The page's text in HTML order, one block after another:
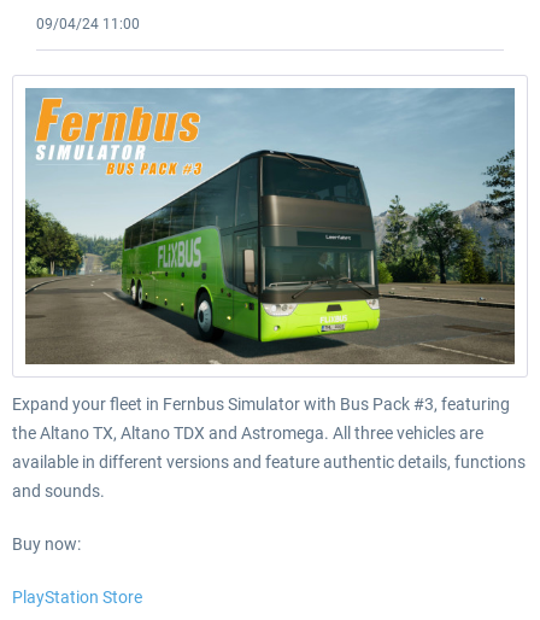
09/04/24 11:00
Expand your fleet in Fernbus Simulator with Bus Pack #3, featuring
the Altano TX, Altano TDX and Astromega. All three vehicles are
available in different versions and feature authentic details, functions
and sounds.
Buy now:
PlayStation Store